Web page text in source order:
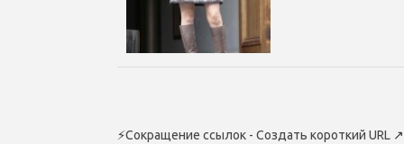
⚡Сокращение ссылок - Создать короткий URL ↗